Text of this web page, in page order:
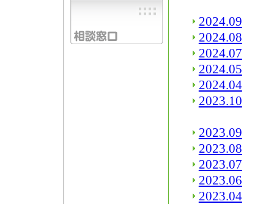
2024.09
2024.08
2024.07
2024.05
2024.04
2023.10
2023.09
2023.08
2023.07
2023.06
2023.04